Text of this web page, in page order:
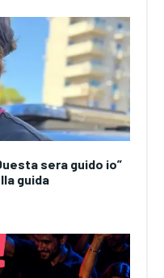
sera guido io”
guida